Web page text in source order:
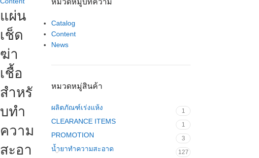
แผ่น
เช็ด
ฆ่า
เชื้อ
สำหรั
บทำ
ความ
สะอา
หมวดหมู่บทความ
Catalog
Content
News
หมวดหมู่สินค้า
ผลิตภัณฑ์เร่งแห้ง 1
CLEARANCE ITEMS 1
PROMOTION 3
น้ำยาทำความสะอาด 127